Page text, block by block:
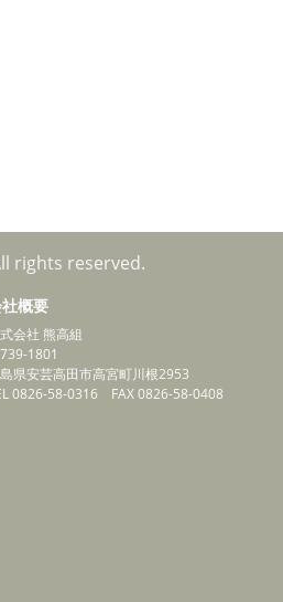
rights reserved.
概要
会社 熊高組
1801
県安芸高田市高宮町川根2953
0826-58-0316 FAX 0826-58-0408